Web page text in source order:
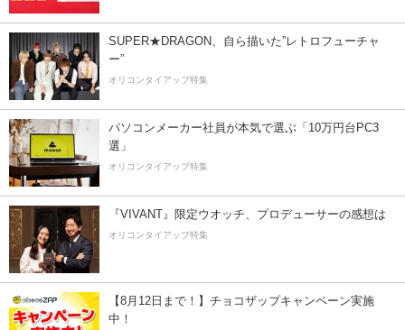
SUPER★DRAGON、自ら描いた”レトロフューチャ
ー”
オリコンタイアップ特集
パソコンメーカー社員が本気で選ぶ「10万円台PC3
選」
オリコンタイアップ特集
『VIVANT』限定ウオッチ、プロデューサーの感想は
オリコンタイアップ特集
【8月12日まで！】チョコザップキャンペーン実施
中！